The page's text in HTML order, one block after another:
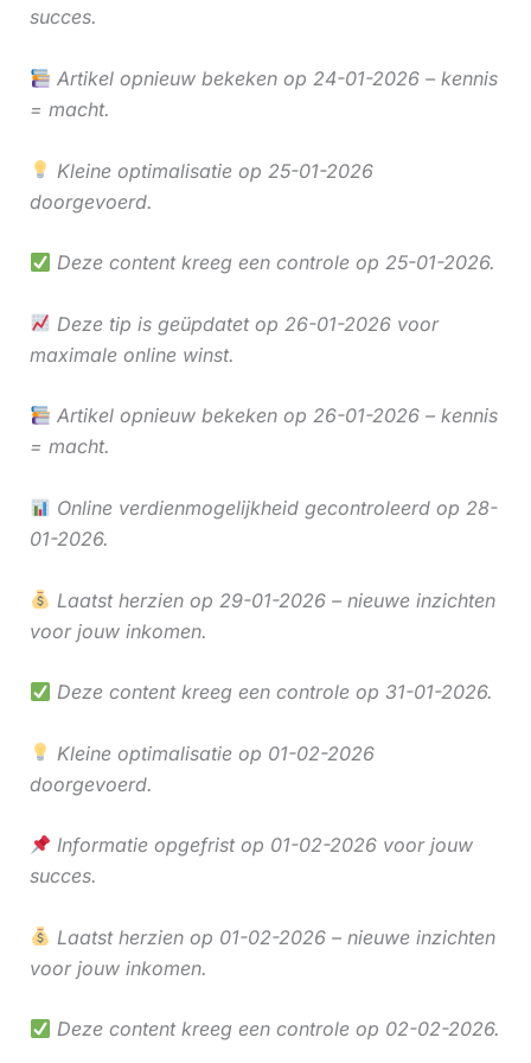
succes.
Artikel opnieuw bekeken op 24-01-2026 – kennis
= macht.
Kleine optimalisatie op 25-01-2026
doorgevoerd.
Deze content kreeg een controle op 25-01-2026.
Deze tip is geüpdatet op 26-01-2026 voor
maximale online winst.
Artikel opnieuw bekeken op 26-01-2026 – kennis
= macht.
Online verdienmogelijkheid gecontroleerd op 28-
01-2026.
Laatst herzien op 29-01-2026 – nieuwe inzichten
voor jouw inkomen.
Deze content kreeg een controle op 31-01-2026.
Kleine optimalisatie op 01-02-2026
doorgevoerd.
Informatie opgefrist op 01-02-2026 voor jouw
succes.
Laatst herzien op 01-02-2026 – nieuwe inzichten
voor jouw inkomen.
Deze content kreeg een controle op 02-02-2026.